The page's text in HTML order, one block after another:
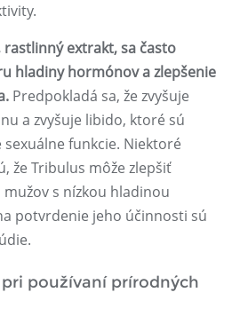
extrakt, sa často
hladiny hormónov a zlepšenie
Predpokladá sa, že zvyšuje
a zvyšuje libido, ktoré sú
funkcie. Niektoré
že Tribulus môže zlepšiť
s nízkou hladinou
potvrdenie jeho účinnosti sú
používaní prírodných